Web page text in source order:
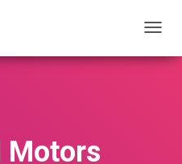
Е
Motors